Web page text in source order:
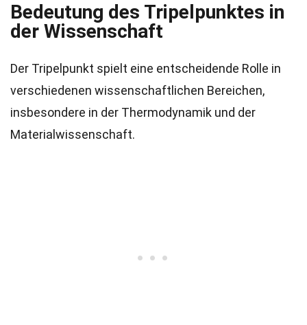
Bedeutung des Tripelpunktes in
der Wissenschaft
Der Tripelpunkt spielt eine entscheidende Rolle in
verschiedenen wissenschaftlichen Bereichen,
insbesondere in der Thermodynamik und der
Materialwissenschaft.